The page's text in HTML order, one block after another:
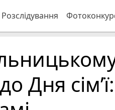
Розслідування
Дня